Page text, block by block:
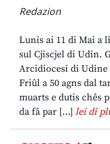
Redazion
Lunis ai 11 di Mai a
sul Cjiscjel di Udin.
Arcidiocesi di Udine
Friûl a 50 agns dal
muarts e dutis chês
da fâ par […] lei di